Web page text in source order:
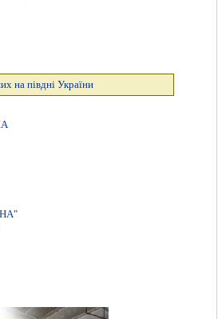
на півдні України